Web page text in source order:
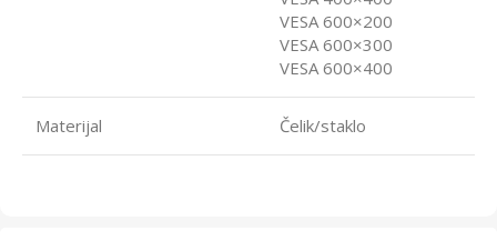
VESA 600×200
VESA 600×300
VESA 600×400
Materijal Čelik/staklo